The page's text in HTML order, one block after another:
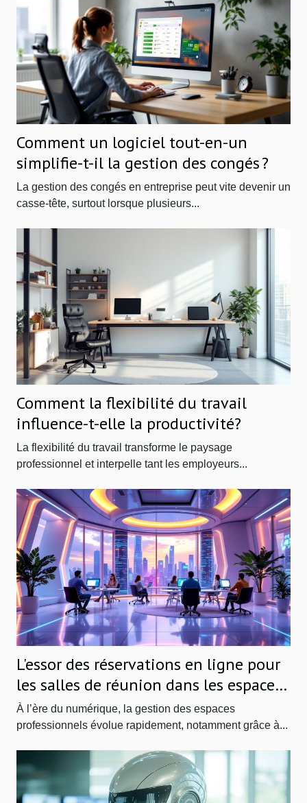
Comment un logiciel tout-en-un
simplifie-t-il la gestion des congés ?
La gestion des congés en entreprise peut vite devenir un
casse-tête, surtout lorsque plusieurs...
Comment la flexibilité du travail
influence-t-elle la productivité?
La flexibilité du travail transforme le paysage
professionnel et interpelle tant les employeurs...
L'essor des réservations en ligne pour
les salles de réunion dans les espaces
de coworking
À l’ère du numérique, la gestion des espaces
professionnels évolue rapidement, notamment grâce à...